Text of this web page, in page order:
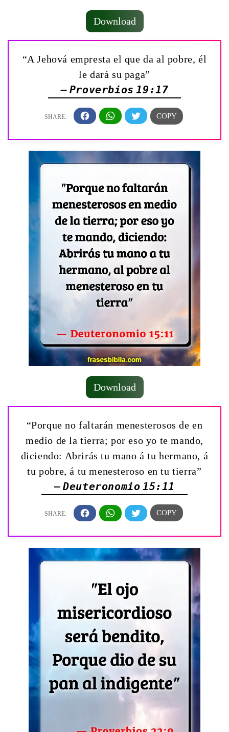
Download
“A Jehová empresta el que da al pobre, él
le dará su paga”
— Proverbios 19:17
Download
“Porque no faltarán menesterosos de en
medio de la tierra; por eso yo te mando,
diciendo: Abrirás tu mano á tu hermano, á
tu pobre, á tu menesteroso en tu tierra”
— Deuteronomio 15:11